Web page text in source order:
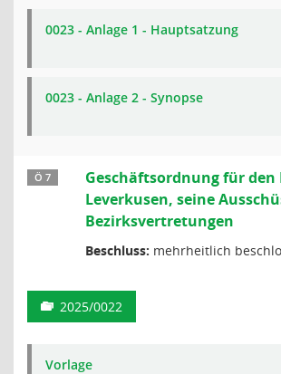
0023 - Anlage 1 - Hauptsatzung
0023 - Anlage 2 - Synopse
Ö 7
Geschäftsordnung für den
Leverkusen, seine
Bezirksvertretungen
Beschluss: mehrheitlich
2025/0022
Vorlage